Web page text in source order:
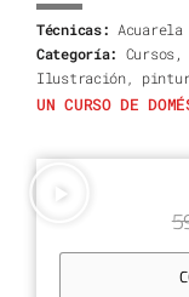
Técnicas: Acuarela
Categoría: Cursos,
Ilustración,
UN CURSO DE